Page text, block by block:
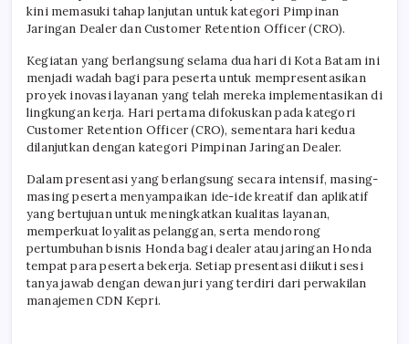
kini memasuki tahap lanjutan untuk kategori Pimpinan
Jaringan Dealer dan Customer Retention Officer (CRO).
Kegiatan yang berlangsung selama dua hari di Kota Batam ini
menjadi wadah bagi para peserta untuk mempresentasikan
proyek inovasi layanan yang telah mereka implementasikan di
lingkungan kerja. Hari pertama difokuskan pada kategori
Customer Retention Officer (CRO), sementara hari kedua
dilanjutkan dengan kategori Pimpinan Jaringan Dealer.
Dalam presentasi yang berlangsung secara intensif, masing-
masing peserta menyampaikan ide-ide kreatif dan aplikatif
yang bertujuan untuk meningkatkan kualitas layanan,
memperkuat loyalitas pelanggan, serta mendorong
pertumbuhan bisnis Honda bagi dealer atau jaringan Honda
tempat para peserta bekerja. Setiap presentasi diikuti sesi
tanya jawab dengan dewan juri yang terdiri dari perwakilan
manajemen CDN Kepri.